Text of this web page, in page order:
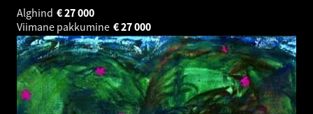
Alghind
27 000
€
Viimane pakkumine
27 000
€